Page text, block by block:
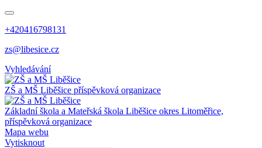
+420416798131
zs@libesice.cz
Vyhledávání
ZŠ a MŠ Liběšice příspěvková organizace
Základní škola a Mateřská škola Liběšice okres Litoměřice,
příspěvková organizace
Mapa webu
Vytisknout